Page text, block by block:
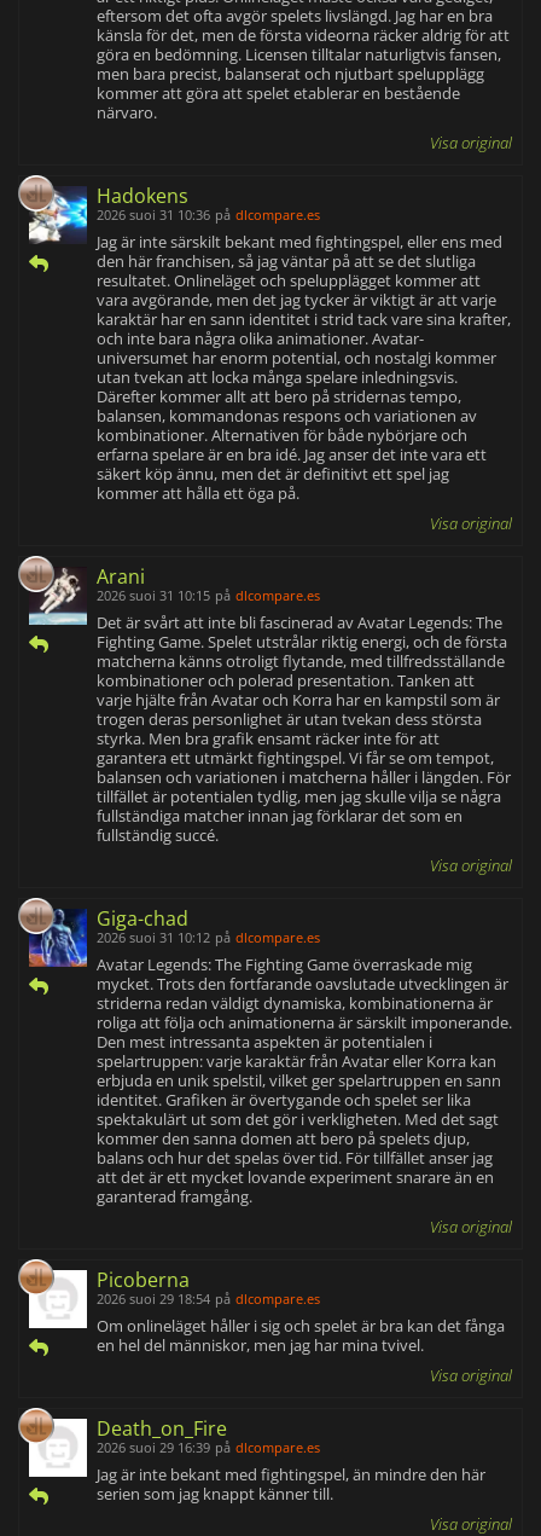
eftersom det ofta avgör spelets livslängd. Jag har en bra
känsla för det, men de första videorna räcker aldrig för att
göra en bedömning. Licensen tilltalar naturligtvis fansen,
men bara precist, balanserat och njutbart spelupplägg
kommer att göra att spelet etablerar en bestående
närvaro.
Visa original
Hadokens
2026 suoi 31 10:36 på dlcompare.es
Jag är inte särskilt bekant med fightingspel, eller ens med
den här franchisen, så jag väntar på att se det slutliga
resultatet. Onlineläget och spelupplägget kommer att
vara avgörande, men det jag tycker är viktigt är att varje
karaktär har en sann identitet i strid tack vare sina krafter,
och inte bara några olika animationer. Avatar-
universumet har enorm potential, och nostalgi kommer
utan tvekan att locka många spelare inledningsvis.
Därefter kommer allt att bero på stridernas tempo,
balansen, kommandonas respons och variationen av
kombinationer. Alternativen för både nybörjare och
erfarna spelare är en bra idé. Jag anser det inte vara ett
säkert köp ännu, men det är definitivt ett spel jag
kommer att hålla ett öga på.
Visa original
Arani
2026 suoi 31 10:15 på dlcompare.es
Det är svårt att inte bli fascinerad av Avatar Legends: The
Fighting Game. Spelet utstrålar riktig energi, och de första
matcherna känns otroligt flytande, med tillfredsställande
kombinationer och polerad presentation. Tanken att
varje hjälte från Avatar och Korra har en kampstil som är
trogen deras personlighet är utan tvekan dess största
styrka. Men bra grafik ensamt räcker inte för att
garantera ett utmärkt fightingspel. Vi får se om tempot,
balansen och variationen i matcherna håller i längden. För
tillfället är potentialen tydlig, men jag skulle vilja se några
fullständiga matcher innan jag förklarar det som en
fullständig succé.
Visa original
Giga-chad
2026 suoi 31 10:12 på dlcompare.es
Avatar Legends: The Fighting Game överraskade mig
mycket. Trots den fortfarande oavslutade utvecklingen är
striderna redan väldigt dynamiska, kombinationerna är
roliga att följa och animationerna är särskilt imponerande.
Den mest intressanta aspekten är potentialen i
spelartruppen: varje karaktär från Avatar eller Korra kan
erbjuda en unik spelstil, vilket ger spelartruppen en sann
identitet. Grafiken är övertygande och spelet ser lika
spektakulärt ut som det gör i verkligheten. Med det sagt
kommer den sanna domen att bero på spelets djup,
balans och hur det spelas över tid. För tillfället anser jag
att det är ett mycket lovande experiment snarare än en
garanterad framgång.
Visa original
Picoberna
2026 suoi 29 18:54 på dlcompare.es
Om onlineläget håller i sig och spelet är bra kan det fånga
en hel del människor, men jag har mina tvivel.
Visa original
Death_on_Fire
2026 suoi 29 16:39 på dlcompare.es
Jag är inte bekant med fightingspel, än mindre den här
serien som jag knappt känner till.
Visa original